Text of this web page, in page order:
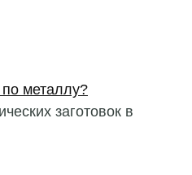
металлу?
заготовок в